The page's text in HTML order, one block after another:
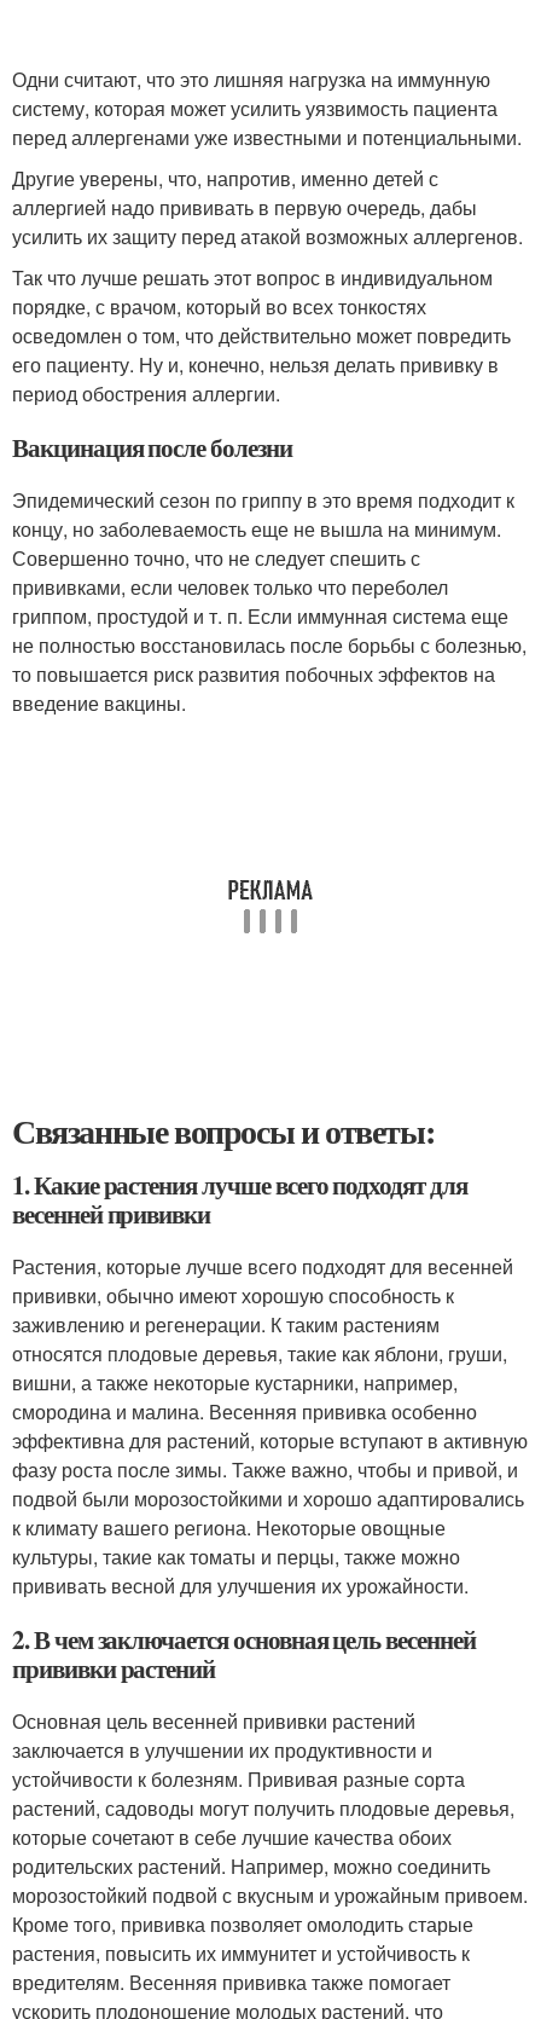
Одни считают, что это лишняя нагрузка на иммунную
систему, которая может усилить уязвимость пациента
перед аллергенами уже известными и потенциальными.
Другие уверены, что, напротив, именно детей с
аллергией надо прививать в первую очередь, дабы
усилить их защиту перед атакой возможных аллергенов.
Так что лучше решать этот вопрос в индивидуальном
порядке, с врачом, который во всех тонкостях
осведомлен о том, что действительно может повредить
его пациенту. Ну и, конечно, нельзя делать прививку в
период обострения аллергии.
Вакцинация после болезни
Эпидемический сезон по гриппу в это время подходит к
концу, но заболеваемость еще не вышла на минимум.
Совершенно точно, что не следует спешить с
прививками, если человек только что переболел
гриппом, простудой и т. п. Если иммунная система еще
не полностью восстановилась после борьбы с болезнью,
то повышается риск развития побочных эффектов на
введение вакцины.
Связанные вопросы и ответы:
1. Какие растения лучше всего подходят для
весенней прививки
Растения, которые лучше всего подходят для весенней
прививки, обычно имеют хорошую способность к
заживлению и регенерации. К таким растениям
относятся плодовые деревья, такие как яблони, груши,
вишни, а также некоторые кустарники, например,
смородина и малина. Весенняя прививка особенно
эффективна для растений, которые вступают в активную
фазу роста после зимы. Также важно, чтобы и привой, и
подвой были морозостойкими и хорошо адаптировались
к климату вашего региона. Некоторые овощные
культуры, такие как томаты и перцы, также можно
прививать весной для улучшения их урожайности.
2. В чем заключается основная цель весенней
прививки растений
Основная цель весенней прививки растений
заключается в улучшении их продуктивности и
устойчивости к болезням. Прививая разные сорта
растений, садоводы могут получить плодовые деревья,
которые сочетают в себе лучшие качества обоих
родительских растений. Например, можно соединить
морозостойкий подвой с вкусным и урожайным привоем.
Кроме того, прививка позволяет омолодить старые
растения, повысить их иммунитет и устойчивость к
вредителям. Весенняя прививка также помогает
ускорить плодоношение молодых растений, что